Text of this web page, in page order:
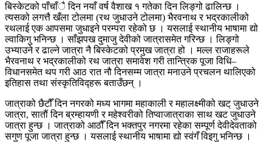
बिस्केटकोपाँचाँैदिन नयाँ वर्ष वैशाख १ गतेका दिन लिङ्गो ढालिन्छ ।
त्यसको लगत्तैखँलाटोलमा (रथ जुधाउने टोलमा) भैरवनाथ र भद्रकालीको
रथलाई एक आपसमा जुधाइने परम्परा रहेको छ । यसलाई स्थानीय भाषामा द्यो
ल्वाकिगुभनिन्छ ।साँझपख दुमाजुदेवीको जात्रासमेत गरिन्छ । लिङ्गो
उभ्याउने र ढाल्ने जात्रा नै बिस्केटको प्रमुख जात्रा हो । मल्ल राजाहरूले
भैरवनाथ र भद्रकालीको रथ जात्रा समावेश गरी तान्त्रिक पूजा विधि–
विधानसमेत थप गरी आठ रात नौ दिनसम्म जात्रा मनाउने प्रचलन थालिएको
इतिहास तथासंस्कृतिविद्हरूबताउँछन् ।
जात्राकोछैटौँदिन नगरको मध्य भागमा महाकाली र महालक्ष्मीको खट् जुधाउने
जात्रा, सातौं दिनब्रम्हायणीर महेश्वरीकोतिप्वाजात्राकासाथ खट जुधाउने
जात्रा हुन्छ । जात्राको आठौँदिन भक्तपुर नगरमा रहेका सम्पूर्णदेवीदेवताको
सगुण पूजा जात्रा हुन्छ । यसलाई स्थानीय भाषामा द्योस्वंगँ विइगुभनिन्छ ।